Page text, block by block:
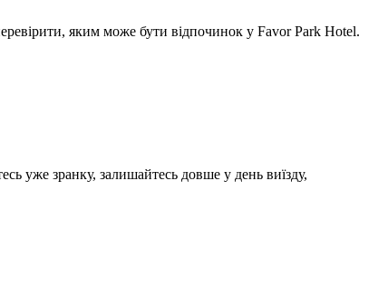
яким може бути відпочинок у Favor Park Hotel.
уже зранку, залишайтесь довше у день виїзду,